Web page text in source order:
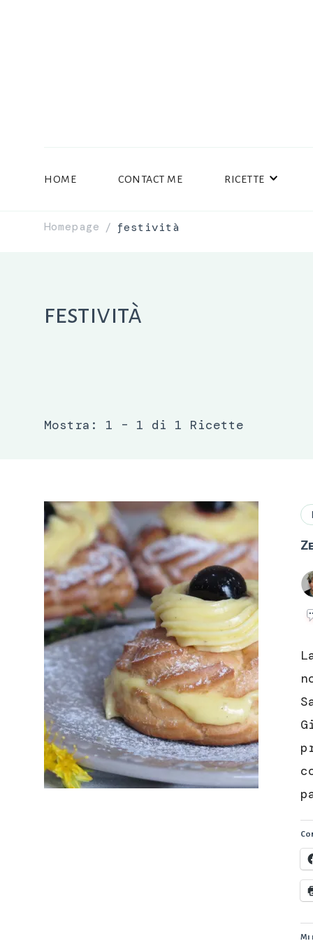
HOME CONTACT ME RICETTE
Homepage / festività
festività
Mostra: 1 – 1 di 1 Ricette
Mi